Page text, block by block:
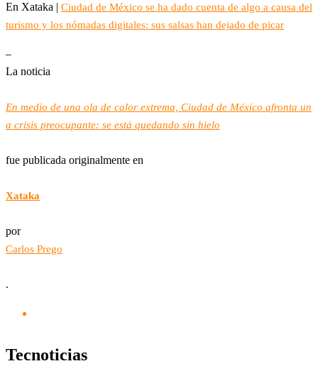
En Xataka | Ciudad de México se ha dado cuenta de algo a causa del
turismo y los nómadas digitales: sus salsas han dejado de picar
–
La noticia
En medio de una ola de calor extrema, Ciudad de México afronta un
a crisis preocupante: se está quedando sin hielo
fue publicada originalmente en
Xataka
por
Carlos Prego
.
Tecnoticias